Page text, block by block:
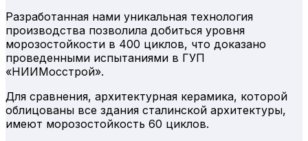
Разработанная нами уникальная технология
производства позволила добиться уровня
морозостойкости в 400 циклов, что доказано
проведенными испытаниями в ГУП
«НИИМосстрой».
Для сравнения, архитектурная керамика, которой
облицованы все здания сталинской архитектуры,
имеют морозостойкость 60 циклов.